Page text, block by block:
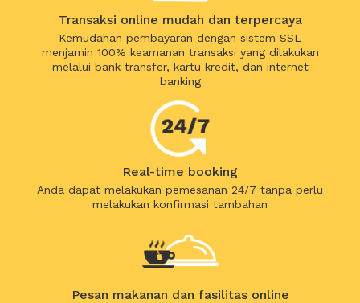
Transaksi online mudah dan terpercaya
Kemudahan pembayaran dengan sistem SSL
menjamin 100% keamanan transaksi yang dilakukan
melalui bank transfer, kartu kredit, dan internet
banking
Real-time booking
Anda dapat melakukan pemesanan 24/7 tanpa perlu
melakukan konfirmasi tambahan
Pesan makanan dan fasilitas online